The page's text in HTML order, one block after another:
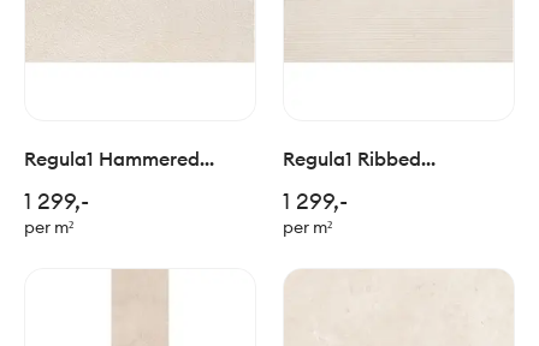
Regula1 Hammered
1 299,-
per m²
Regula1 Ribbed
1 299,-
per m²